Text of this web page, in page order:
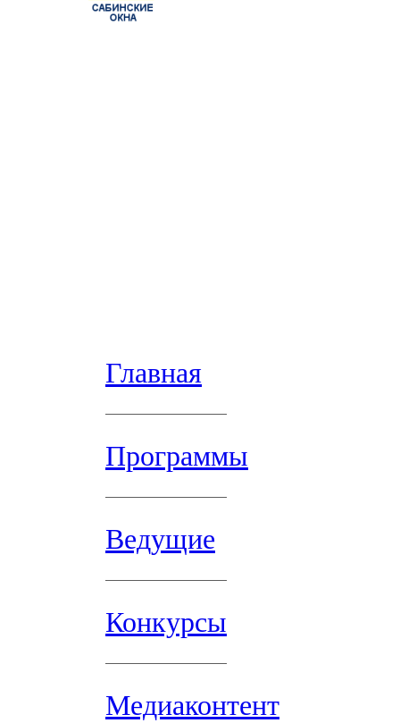
Главная
Программы
Ведущие
Конкурсы
Медиаконтент